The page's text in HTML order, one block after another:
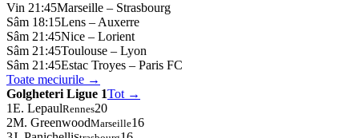
Vin 21:45Marseille – Strasbourg
Sâm 18:15Lens – Auxerre
Sâm 21:45Nice – Lorient
Sâm 21:45Toulouse – Lyon
Sâm 21:45Estac Troyes – Paris FC
Toate meciurile →
Golgheteri Ligue 1Tot →
1E. LepaulRennes20
2M. GreenwoodMarseille16